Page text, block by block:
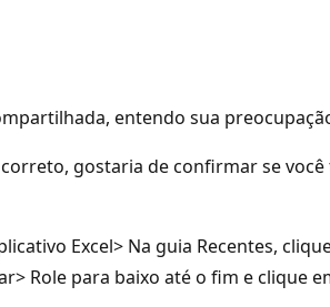
entendo sua
gostaria de confirmar se
Excel> Na guia Recentes,
Role para baixo até o fim e clique